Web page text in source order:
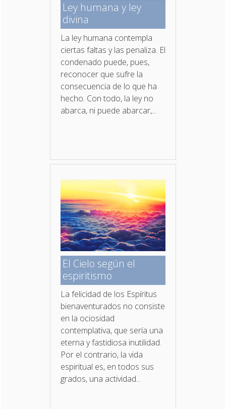
Ley humana y ley
divina
La ley humana contempla
ciertas faltas y las penaliza. El
condenado puede, pues,
reconocer que sufre la
consecuencia de lo que ha
hecho. Con todo, la ley no
abarca, ni puede abarcar,...
El Cielo según el
espiritismo
La felicidad de los Espíritus
bienaventurados no con­siste
en la ociosidad
contemplativa, que sería una
eterna y fastidiosa inutilidad.
Por el contrario, la vida
espiritual es, en todos sus
grados, una actividad...